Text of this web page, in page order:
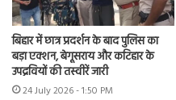
बिहार में छात्र प्रदर्शन के बाद पुलिस का
बड़ा एक्शन, बेगूसराय और कटिहार के
उपद्रवियों की तस्वीरें जारी
24 July 2026 - 1:50 PM